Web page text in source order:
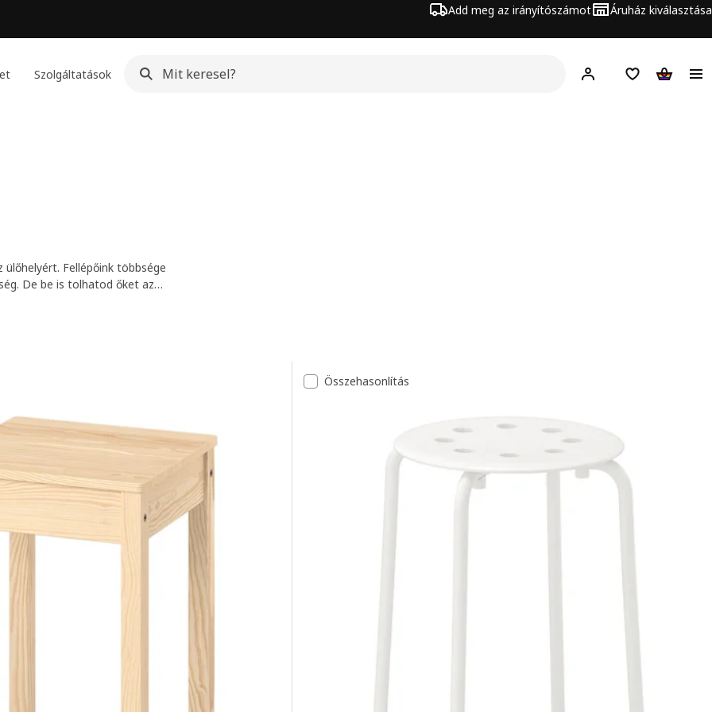
Add meg az irányítószámot Áruház kiválasztása
Szolgáltatások Hej! Bejelentkezés
Bevásárlólista
Kosár
ülőhelyért. Fellépőink többsége
De be is tolhatod őket az
Összehasonlítás